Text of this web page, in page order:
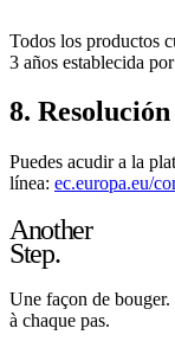
Todos los productos
3 años establecida
8.
Puedes acudir a la
línea: ec.europa.eu/
Another
Step.
Une façon de
à chaque pas.